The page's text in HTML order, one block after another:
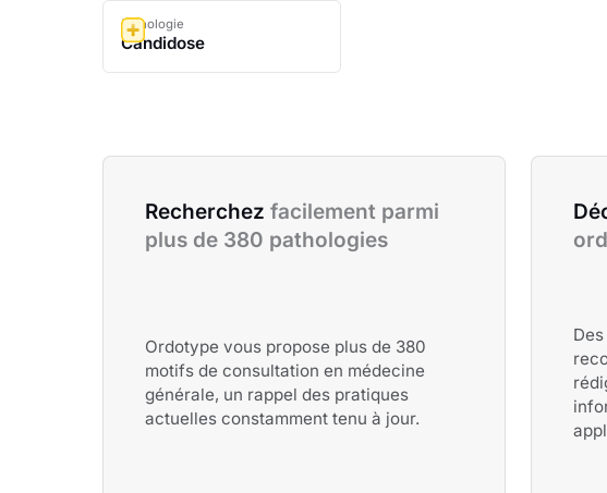
Pathologie
Candidose
Recherchez facilement parmi
plus de 380 pathologies
Ordotype vous propose plus de 380
motifs de consultation en médecine
générale, un rappel des pratiques
actuelles constamment tenu à jour.